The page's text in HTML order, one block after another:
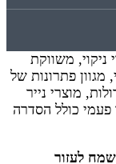
משווקת
מגוון פתרונות של
מוצרי נייר
פעמי כולל הסדרה
לעזור